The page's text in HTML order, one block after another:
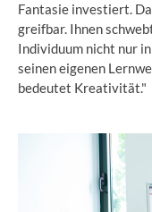
Fantasie investiert.
greifbar. Ihnen
Individuum nicht nur
seinen eigenen
bedeutet Kreativität."